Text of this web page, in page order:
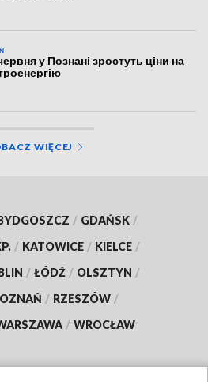
у Познані зростуть ціни на
WIĘCEJ
/ GDAŃSK /
/ KATOWICE / KIELCE /
/ ŁÓDŹ / OLSZTYN /
/ RZESZÓW /
/ WROCŁAW